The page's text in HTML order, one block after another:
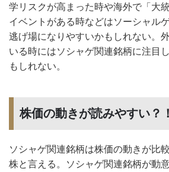
学リスクが高まった時や海外で「大
イベントがある時などはソーシャル
逃げ場になりやすいかもしれない。
いる時にはソシャゲ関連銘柄に注目
もしれない。
株価の動きが読みやすい？！
ソシャゲ関連銘柄は株価の動きが比
株と言える。ソシャゲ関連銘柄が動